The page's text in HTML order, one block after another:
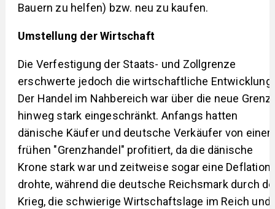
Bauern zu helfen) bzw. neu zu kaufen.
Umstellung der Wirtschaft
Die Verfestigung der Staats- und Zollgrenze
erschwerte jedoch die wirtschaftliche Entwicklung.
Der Handel im Nahbereich war über die neue
hinweg stark eingeschränkt. Anfangs hatten
dänische Käufer und deutsche Verkäufer von
frühen "Grenzhandel" profitiert, da die dänische
Krone stark war und zeitweise sogar eine Deflation
drohte, während die deutsche Reichsmark durch
Krieg, die schwierige Wirtschaftslage im Reich und